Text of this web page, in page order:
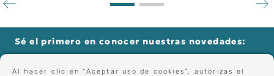
Al hacer clic en "Aceptar uso de cookies", autorizas el
Sé el primero en conocer nuestras novedades: